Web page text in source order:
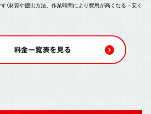
（材質や搬出方法、作業時間により費用が高くなる・安く
料金一覧表を見る